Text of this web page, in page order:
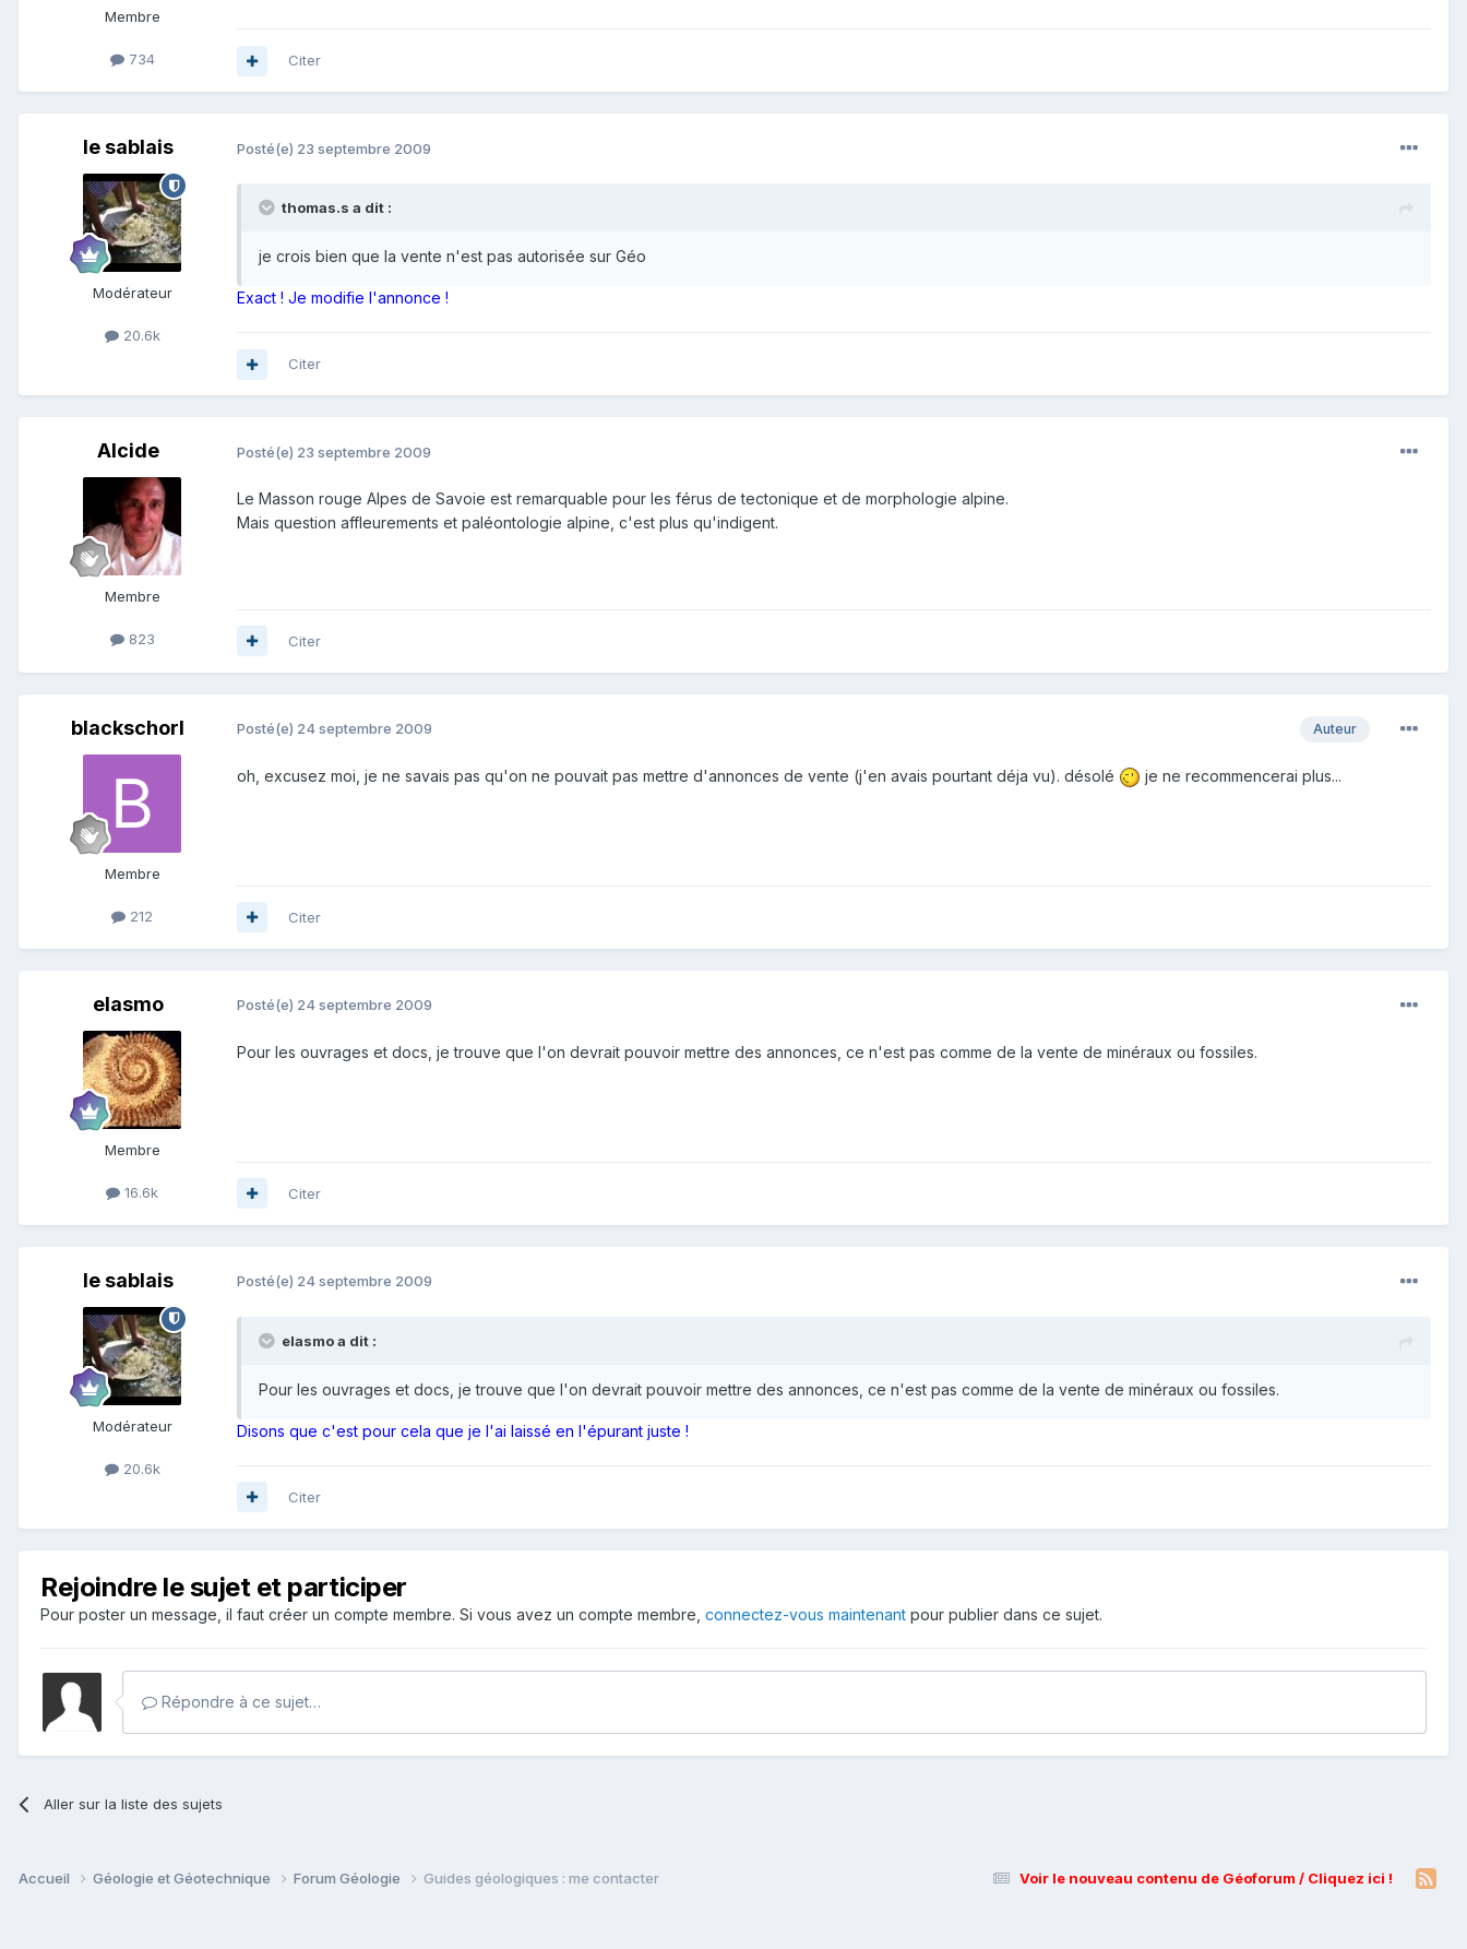
Membre
734 Citer
le sablais
Modérateur
20.6k
Posté(e) 23 septembre 2009
thomas.s a dit :
je crois bien que la vente n'est pas autorisée sur Géo
Exact ! Je modifie l'annonce !
Citer
Alcide
Membre
823
Posté(e) 23 septembre 2009
Le Masson rouge Alpes de Savoie est remarquable pour les férus de tectonique et de morphologie alpine.
Mais question affleurements et paléontologie alpine, c'est plus qu'indigent.
Citer
blackschorl
Membre
212
Auteur
Posté(e) 24 septembre 2009
oh, excusez moi, je ne savais pas qu'on ne pouvait pas mettre d'annonces de vente (j'en avais pourtant déja vu). désolé je ne recommencerai plus...
Citer
elasmo
Membre
16.6k
Posté(e) 24 septembre 2009
Pour les ouvrages et docs, je trouve que l'on devrait pouvoir mettre des annonces, ce n'est pas comme de la vente de minéraux ou fossiles.
Citer
le sablais
Modérateur
20.6k
Posté(e) 24 septembre 2009
elasmo a dit :
Pour les ouvrages et docs, je trouve que l'on devrait pouvoir mettre des annonces, ce n'est pas comme de la vente de minéraux ou fossiles.
Disons que c'est pour cela que je l'ai laissé en l'épurant juste !
Citer
Rejoindre le sujet et participer
Pour poster un message, il faut créer un compte membre. Si vous avez un compte membre, connectez-vous maintenant pour publier dans ce sujet.
Répondre à ce sujet…
Aller sur la liste des sujets
Voir le nouveau contenu de Géoforum / Cliquez ici !
Accueil Géologie et Géotechnique Forum Géologie Guides géologiques : me contacter